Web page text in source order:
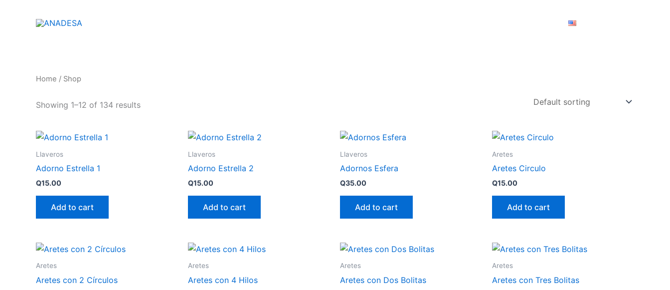
Home / Shop
Showing 1–12 of 134 results
Llaveros
Adorno Estrella 1
Q15.00
Add to cart
Llaveros
Adorno Estrella 2
Q15.00
Add to cart
Llaveros
Adornos Esfera
Q35.00
Add to cart
Aretes
Aretes Circulo
Q15.00
Add to cart
Aretes
Aretes con 2 Círculos
Aretes
Aretes con 4 Hilos
Aretes
Aretes con Dos Bolitas
Aretes
Aretes con Tres Bolitas